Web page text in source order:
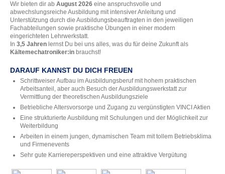
Wir bieten dir ab August 2026 eine anspruchsvolle und
abwechslungsreiche Ausbildung mit intensiver Anleitung und
Unterstützung durch die Ausbildungsbeauftragten in den jeweiligen
Fachabteilungen sowie praktische Übungen in einer modern
eingerichteten Lehrwerkstatt.
In 3,5 Jahren lernst Du bei uns alles, was du für deine Zukunft als
Kältemechatroniker:in brauchst!
DARAUF KANNST DU DICH FREUEN
Schrittweiser Aufbau im Ausbildungsberuf mit hohem praktischen
Arbeitsanteil, aber auch Besuch der Ausbildungswerkstatt zur
Vermittlung der theoretischen Ausbildungsziele
Betriebliche Altersvorsorge und Zugang zu vergünstigten VINCI Aktien
Eine strukturierte Ausbildung mit Schulungen und der Möglichkeit zur
Weiterbildung
Arbeiten in einem jungen, dynamischen Team mit tollem Betriebsklima
und Firmenevents
Sehr gute Karriereperspektiven und eine attraktive Vergütung